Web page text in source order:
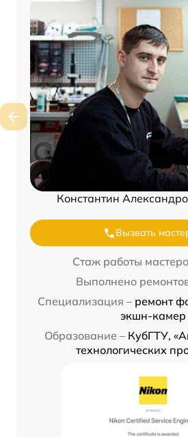
Константин
Вызвать
Стаж работы
Выполнено
Специализация – ремонт
экшн-камер
Образование – КубГТУ,
технологических